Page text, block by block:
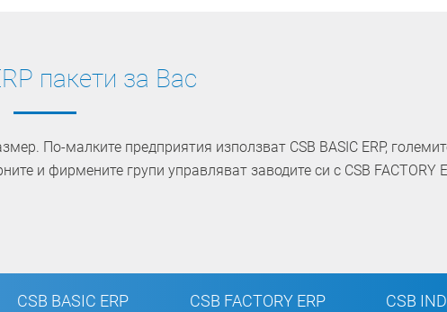
пакети за Вас
По-малките предприятия използват CSB BASIC ERP,
и фирмените групи управляват заводите си с CSB FACTORY
CSB BASIC ERP CSB FACTORY ERP CSB